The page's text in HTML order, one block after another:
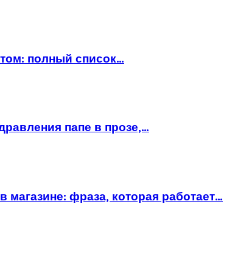
полный список…
папе в прозе,…
магазине: фраза, которая работает…